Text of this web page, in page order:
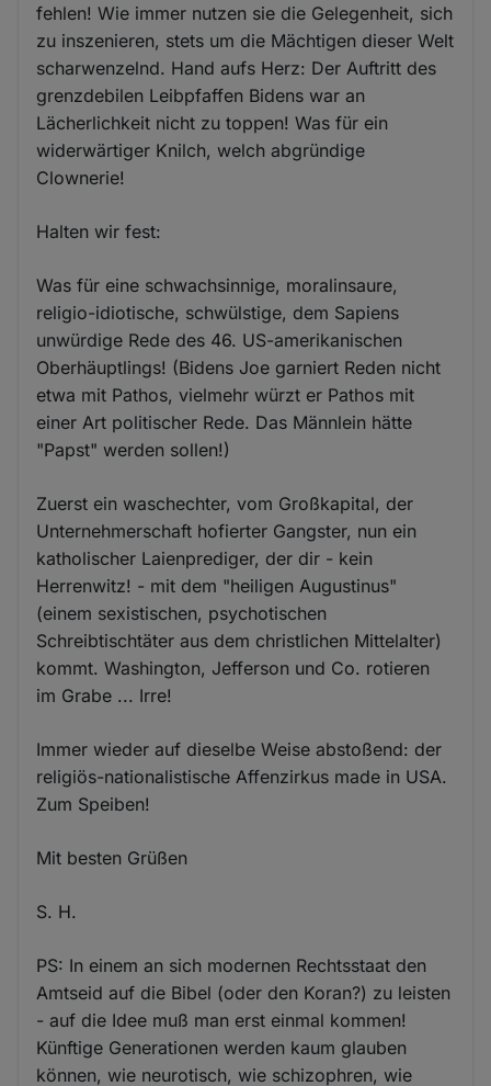
fehlen! Wie immer nutzen sie die Gelegenheit, sich
zu inszenieren, stets um die Mächtigen dieser Welt
scharwenzelnd. Hand aufs Herz: Der Auftritt des
grenzdebilen Leibpfaffen Bidens war an
Lächerlichkeit nicht zu toppen! Was für ein
widerwärtiger Knilch, welch abgründige
Clownerie!
Halten wir fest:
Was für eine schwachsinnige, moralinsaure,
religio-idiotische, schwülstige, dem Sapiens
unwürdige Rede des 46. US-amerikanischen
Oberhäuptlings! (Bidens Joe garniert Reden nicht
etwa mit Pathos, vielmehr würzt er Pathos mit
einer Art politischer Rede. Das Männlein hätte
"Papst" werden sollen!)
Zuerst ein waschechter, vom Großkapital, der
Unternehmerschaft hofierter Gangster, nun ein
katholischer Laienprediger, der dir - kein
Herrenwitz! - mit dem "heiligen Augustinus"
(einem sexistischen, psychotischen
Schreibtischtäter aus dem christlichen Mittelalter)
kommt. Washington, Jefferson und Co. rotieren
im Grabe ... Irre!
Immer wieder auf dieselbe Weise abstoßend: der
religiös-nationalistische Affenzirkus made in USA.
Zum Speiben!
Mit besten Grüßen
S. H.
PS: In einem an sich modernen Rechtsstaat den
Amtseid auf die Bibel (oder den Koran?) zu leisten
- auf die Idee muß man erst einmal kommen!
Künftige Generationen werden kaum glauben
können, wie neurotisch, wie schizophren, wie